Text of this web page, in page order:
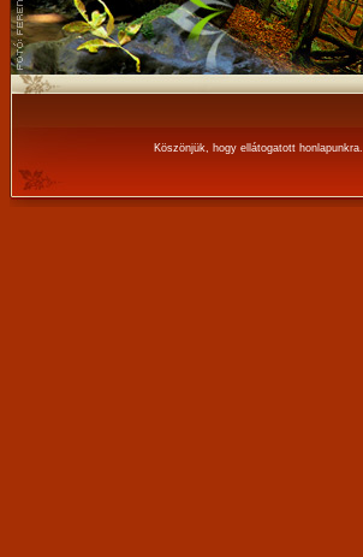
Köszönjük, hogy ellátogatott honlapunkra.